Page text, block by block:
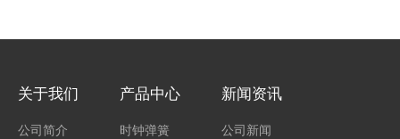
关于我们
公司简介
产品中心
时钟弹簧
新闻资讯
公司新闻